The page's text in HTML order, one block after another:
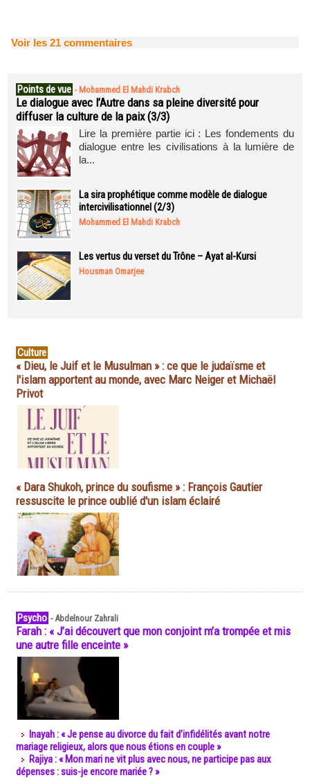
Voir les 21 commentaires
Points de vue - Mohammed El Mahdi Krabch
Le dialogue avec l’Autre dans sa pleine diversité pour
diffuser la culture de la paix (3/3)
Lire la première partie ici : Les fondements du
dialogue entre les civilisations à la lumière de
la...
La sira prophétique comme modèle de dialogue
intercivilisationnel (2/3)
Mohammed El Mahdi Krabch
Les vertus du verset du Trône – Ayat al-Kursi
Housman Omarjee
Culture
« Dieu, le Juif et le Musulman » : ce que le judaïsme et
l'islam apportent au monde, avec Marc Neiger et Michaël
Privot
« Dara Shukoh, prince du soufisme » : François Gautier
ressuscite le prince oublié d'un islam éclairé
Psycho -Abdelnour Zahrali
Farah : « J’ai découvert que mon conjoint m’a trompée et mis
une autre fille enceinte »
Inayah : « Je pense au divorce du fait d’infidélités avant notre
mariage religieux, alors que nous étions en couple »
Rajiya : « Mon mari ne vit plus avec nous, ne participe pas aux
dépenses : suis-je encore mariée ? »